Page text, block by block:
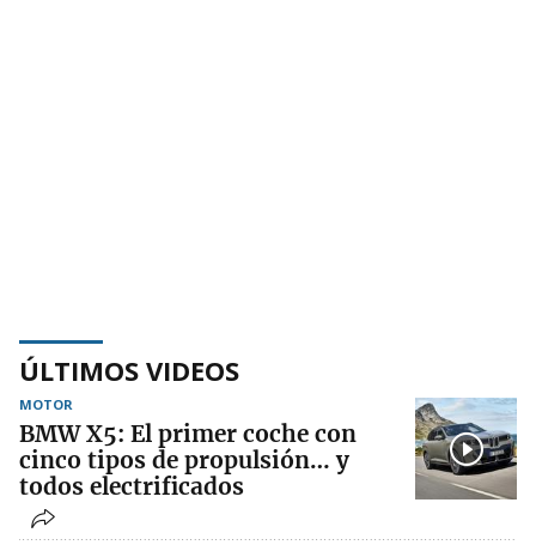
ÚLTIMOS VIDEOS
MOTOR
BMW X5: El primer coche con
cinco tipos de propulsión… y
todos electrificados